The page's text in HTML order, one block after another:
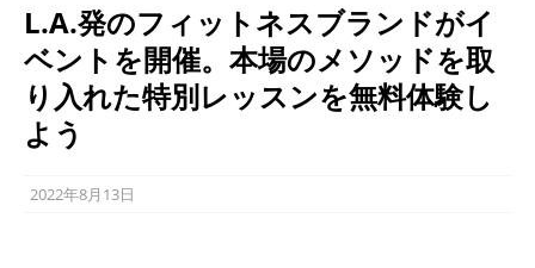
L.A.発のフィットネスブランドがイ
ベントを開催。本場のメソッドを取
り入れた特別レッスンを無料体験し
よう
2022年8月13日